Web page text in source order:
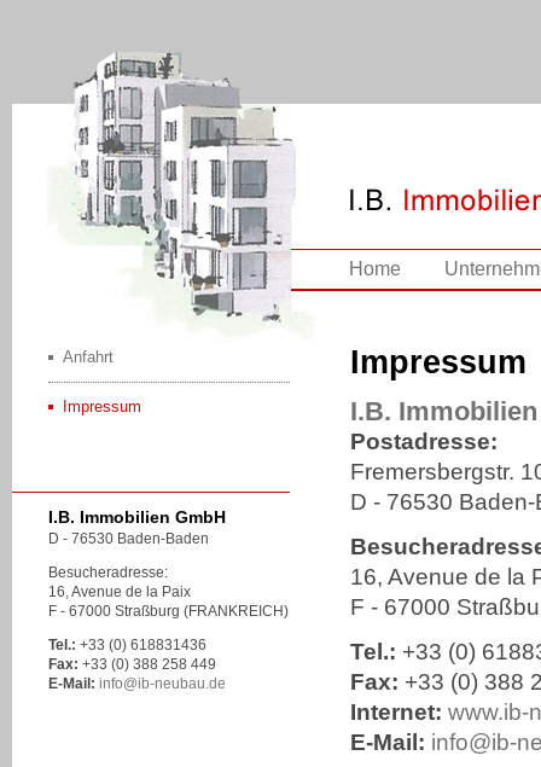
Home
Anfahrt
Impressum
I.B. Immobilien GmbH
D - 76530 Baden-Baden
Besucheradresse:
16, Avenue de la Paix
F - 67000 Straßburg (FRANKREICH)
Tel.: +33 (0) 618831436
Fax: +33 (0) 388 258 449
E-Mail: info@ib-neubau.de
Impressum
I.B.
Postadresse:
Fremersbergstr.
D - 76530
16, Avenue de la
F - 67000
Tel.: +33 (0)
Fax: +33 (0) 388
Internet: www.ib-
E-Mail: info@ib-